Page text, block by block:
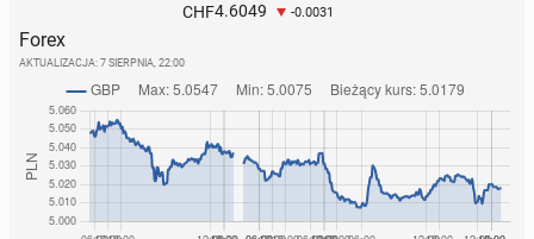
CHF4.6049 -0.0031
Forex
AKTUALIZACJA: 7 SIERPNIA, 22:00